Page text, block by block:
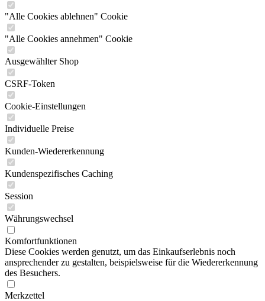
"Alle Cookies ablehnen" Cookie
"Alle Cookies annehmen" Cookie
Ausgewählter Shop
CSRF-Token
Cookie-Einstellungen
Individuelle Preise
Kunden-Wiedererkennung
Kundenspezifisches Caching
Session
Währungswechsel
Komfortfunktionen
Diese Cookies werden genutzt, um das Einkaufserlebnis noch
ansprechender zu gestalten, beispielsweise für die Wiedererkennung
des Besuchers.
Merkzettel